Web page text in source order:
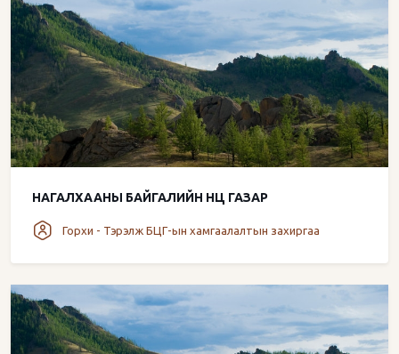
НАГАЛХААНЫ БАЙГАЛИЙН НӨӨЦ ГАЗАР
Горхи - Тэрэлж БЦГ-ын хамгаалалтын захиргаа